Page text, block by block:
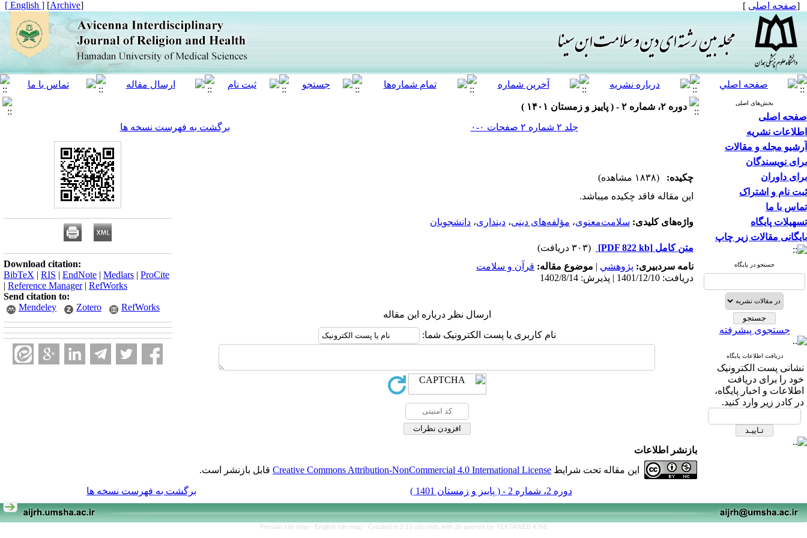
[صفحه اصلی ]
[
Archive
]
[ English ]
بخش‌های اصلی
صفحه اصلی
اطلاعات نشریه
آرشیو مجله و مقالات
برای نویسندگان
برای داوران
ثبت نام و اشتراک
تماس با ما
تسهیلات پایگاه
بایگانی مقالات زیر چاپ
جستجو در پایگاه
جستجوی پیشرفته
دریافت اطلاعات پایگاه
نشانی پست الکترونیک
خود را برای دریافت
اطلاعات و اخبار پایگاه،
در کادر زیر وارد کنید.
دوره ۲، شماره ۲ - ( پاییز و زمستان ۱۴۰۱ )
جلد ۲ شماره ۲ صفحات ۰-۰
برگشت به فهرست نسخه ها
چکیده:
(۱۸۳۸ مشاهده)
این مقاله فاقد چکیده می​باشد.
واژه‌های کلیدی: سلامت‌معنوی، مؤلفه‌های دینی، دینداری، دانشجویان
متن کامل [PDF 822 kb]
(۳۰۳ دریافت)
نامه سردبیری: پژوهشي | موضوع مقاله: قرآن و سلامت
دریافت: 1401/12/10 | پذیرش: 1402/8/14
ارسال نظر درباره این مقاله
نام کاربری یا پست الکترونیک شما:
Download citation:
BibTeX | RIS | EndNote | Medlars | ProCite
| Reference Manager| RefWorks
Send citation to:
Mendeley
Zotero RefWorks
بازنشر اطلاعات
این مقاله تحت شرایط Creative Commons Attribution-NonCommercial 4.0 International License قابل بازنشر است.
دوره 2، شماره 2 - ( پاییز و زمستان 1401 ) برگشت به فهرست نسخه ها
Persian site map - English site map - Created in 0.13 seconds with 36 queries by YEKTAWEB 4766